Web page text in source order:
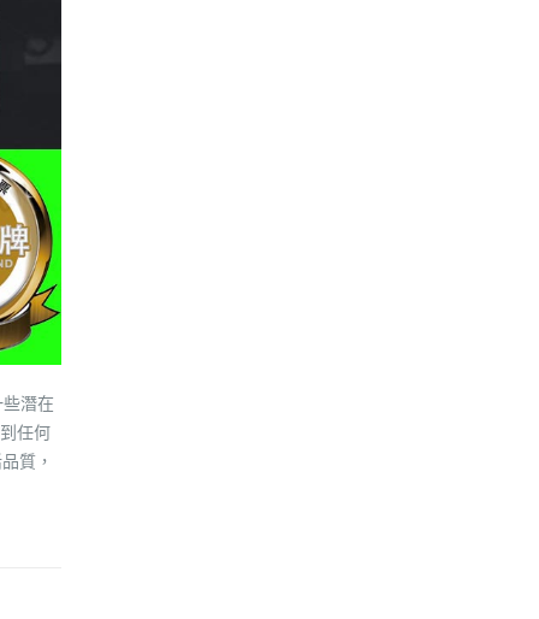
潛在
任何
質，